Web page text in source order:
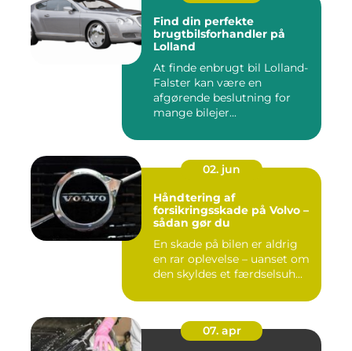
Find din perfekte
brugtbilsforhandler på
Lolland
At finde enbrugt bil Lolland-
Falster kan være en
afgørende beslutning for
mange bilejer...
02. jun
Håndtering af
forsikringsskade på Volvo –
sådan gør du
En skade på bilen er aldrig
en rar oplevelse – uanset om
den skyldes et færdselsuh...
07. apr